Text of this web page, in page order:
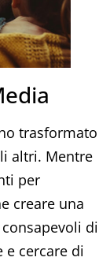
trasformato
altri. Mentre
per
creare una
di
cercare di